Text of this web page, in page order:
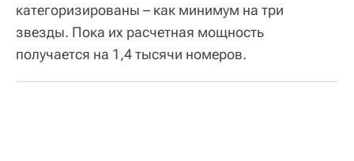
категоризированы – как минимум на три
звезды. Пока их расчетная мощность
получается на 1,4 тысячи номеров.